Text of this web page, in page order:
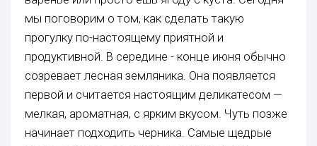
мы поговорим о том, как сделать такую
прогулку по-настоящему приятной и
продуктивной. В середине - конце июня обычно
созревает лесная земляника. Она появляется
первой и считается настоящим деликатесом —
мелкая, ароматная, с ярким вкусом. Чуть позже
начинает подходить черника. Самые щедрые